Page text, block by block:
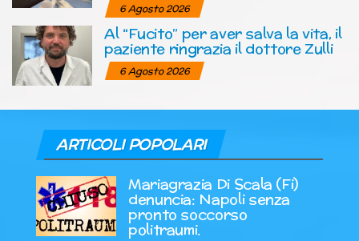
6 Agosto 2026
Al “Fucito” per aver salva la vita, il
paziente ringrazia il dottore Zulli
6 Agosto 2026
ARTICOLI POPOLARI
Mariagrazia Di Scala (Fi)
denuncia: Napoli senza
pronto soccorso
politraumi.